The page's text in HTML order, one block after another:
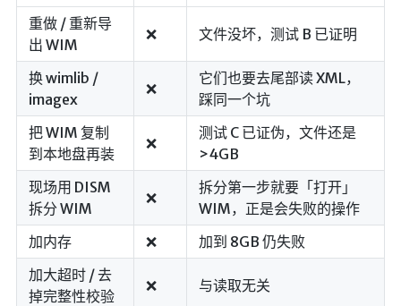
重做 / 重新导
出 WIM
❌ 文件没坏，测试 B 已证明
换 wimlib /
imagex
❌
它们也要去尾部读 XML，
踩同一个坑
把 WIM 复制
到本地盘再装
❌
测试 C 已证伪，文件还是
>4GB
现场用 DISM
拆分 WIM
❌
拆分第一步就要「打开」
WIM，正是会失败的操作
加内存
❌
加到 8GB 仍失败
加大超时 / 去
掉完整性校验
❌ 与读取无关